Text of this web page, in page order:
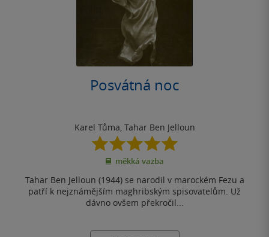
Posvátná noc
Karel Tůma, Tahar Ben Jelloun
5.0
z
5
měkká vazba
Tahar Ben Jelloun (1944) se narodil v ma­roc­kém Fezu a
patří k nej­známějším magh­rib­­ským spisovatelům. Už
dávno ovšem pře­kročil...